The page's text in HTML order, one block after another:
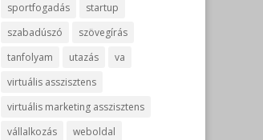
sportfogadás
startup
szabadúszó
szövegírás
tanfolyam
utazás
va
virtuális asszisztens
virtuális marketing asszisztens
vállalkozás
weboldal